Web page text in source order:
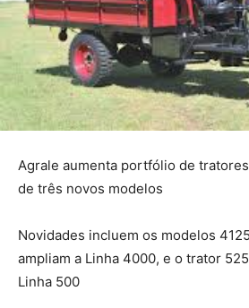
Agrale aumenta portfólio de
de três novos modelos
Novidades incluem os modelos
ampliam a Linha 4000, e o trator
Linha 500